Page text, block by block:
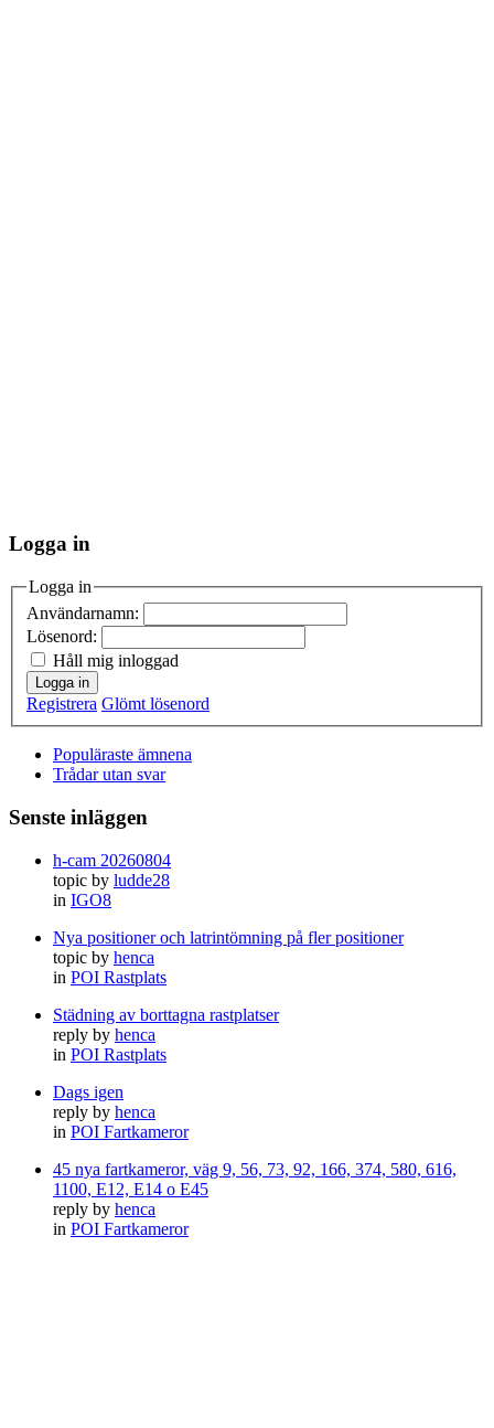
Logga in
Logga in
Användarnamn:
Lösenord:
Håll mig inloggad
Logga in
Registrera Glömt lösenord
Populäraste ämnena
Trådar utan svar
Senste inläggen
h-cam 20260804
topic by ludde28
in IGO8
Nya positioner och latrintömning på fler positioner
topic by henca
in POI Rastplats
Städning av borttagna rastplatser
reply by henca
in POI Rastplats
Dags igen
reply by henca
in POI Fartkameror
45 nya fartkameror, väg 9, 56, 73, 92, 166, 374, 580, 616,
1100, E12, E14 o E45
reply by henca
in POI Fartkameror